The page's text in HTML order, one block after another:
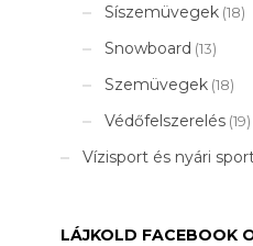
Síszemüvegek (18)
Snowboard (13)
Szemüvegek (18)
Védőfelszerelés (19)
Vízisport és nyári
LÁJKOLD FACEBOOK